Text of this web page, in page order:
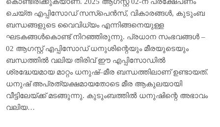
കൊണ്ടിരിക്കുകയാണ്. 2025 ആഗസ്റ്റ് 02-ന് പ്രക്ഷേപണം
ചെയ്ത എപ്പിസോഡ് സസ്പെൻസ്, വികാരങ്ങൾ, കുടുംബ
ബന്ധങ്ങളുടെ വൈവിധ്യം എന്നിങ്ങനെയുള്ള
ഘടകങ്ങൾകൊണ്ട് നിറഞ്ഞിരുന്നു. പ്രധാന സംഭവങ്ങൾ –
02 ആഗസ്റ്റ് എപ്പിസോഡ് ധനുശിന്റെയും മീരയുടെയും
ബന്ധത്തിൽ വലിയ തിരിവ് ഈ എപ്പിസോഡിൽ
ശ്രദ്ധേയമായ മാറ്റം ധനുഷ്–മീര ബന്ധത്തിലാണ് ഉണ്ടായത്.
ധനുഷ് അപ്രത്യക്ഷമായതോടെ മീര ആകുലയായി
വീട്ടിലേയ്ക്ക് മടങ്ങുന്നു. കുടുംബത്തിൽ ധനുഷിന്റെ അഭാവം
വലിയ…